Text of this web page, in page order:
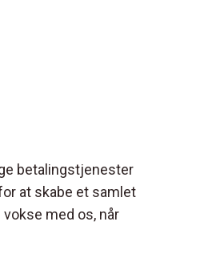
betalingstjenester
at skabe et samlet
med os, når